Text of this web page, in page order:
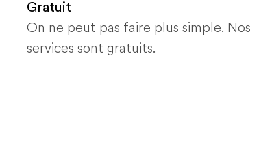
Gratuit
On ne peut pas faire plus simple. Nos
services sont gratuits.